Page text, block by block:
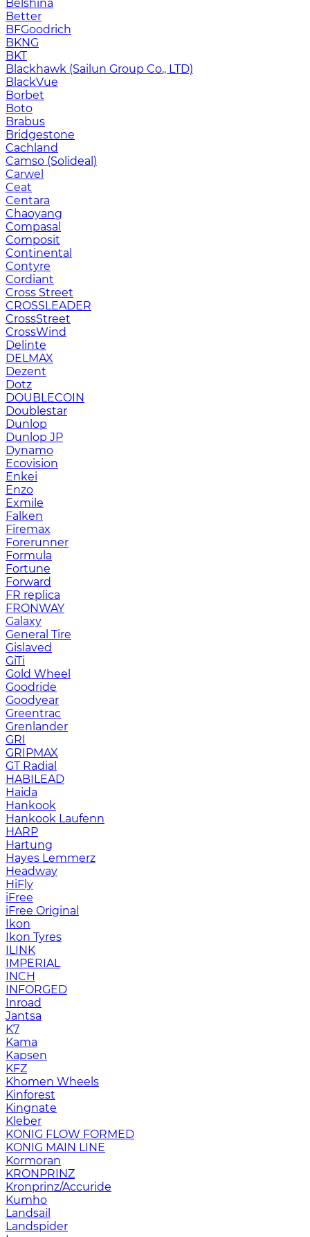
Belshina
Better
BFGoodrich
BKNG
BKT
Blackhawk (Sailun Group Co., LTD)
BlackVue
Borbet
Boto
Brabus
Bridgestone
Cachland
Camso (Solideal)
Carwel
Ceat
Centara
Chaoyang
Compasal
Composit
Continental
Contyre
Cordiant
Cross Street
CROSSLEADER
CrossStreet
CrossWind
Delinte
DELMAX
Dezent
Dotz
DOUBLECOIN
Doublestar
Dunlop
Dunlop JP
Dynamo
Ecovision
Enkei
Enzo
Exmile
Falken
Firemax
Forerunner
Formula
Fortune
Forward
FR replica
FRONWAY
Galaxy
General Tire
Gislaved
GiTi
Gold Wheel
Goodride
Goodyear
Greentrac
Grenlander
GRI
GRIPMAX
GT Radial
HABILEAD
Haida
Hankook
Hankook Laufenn
HARP
Hartung
Hayes Lemmerz
Headway
HiFly
iFree
iFree Original
Ikon
Ikon Tyres
ILINK
IMPERIAL
INCH
INFORGED
Inroad
Jantsa
K7
Kama
Kapsen
KFZ
Khomen Wheels
Kinforest
Kingnate
Kleber
KONIG FLOW FORMED
KONIG MAIN LINE
Kormoran
KRONPRINZ
Kronprinz/Accuride
Kumho
Landsail
Landspider